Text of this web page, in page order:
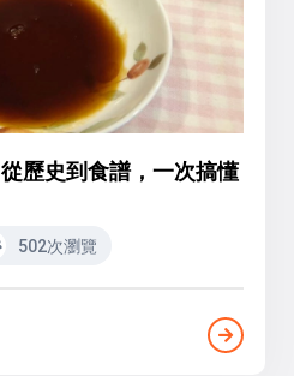
歷史到食譜，一次搞懂
502次瀏覽